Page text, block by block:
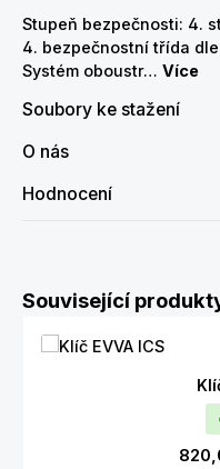
Stupeň bezpečnosti: 4.
4. bezpečnostní třída
Systém oboustr… Více
Soubory ke stažení
O nás
Hodnocení
Přeskočit galerii
Související